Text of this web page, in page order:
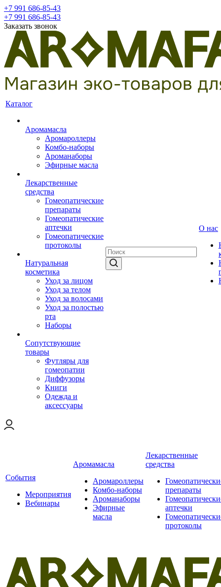
+7 991 686-85-43
+7 991 686-85-43
Заказать звонок
Каталог
Аромамасла
Аромароллеры
Комбо-наборы
Ароманаборы
Эфирные масла
Лекарственные
средства
Гомеопатические
препараты
Гомеопатические
аптечки
Гомеопатические
протоколы
Натуральная
косметика
Уход за лицом
Уход за телом
Уход за волосами
Уход за полостью
рта
Наборы
Сопутствующие
товары
Футляры для
гомеопатии
Диффузоры
Книги
Одежда и
аксессуары
О нас
События
Мероприятия
Вебинары
Аромамасла
Аромароллеры
Комбо-наборы
Ароманаборы
Эфирные
масла
Лекарственные
средства
препараты
аптечки
протоколы